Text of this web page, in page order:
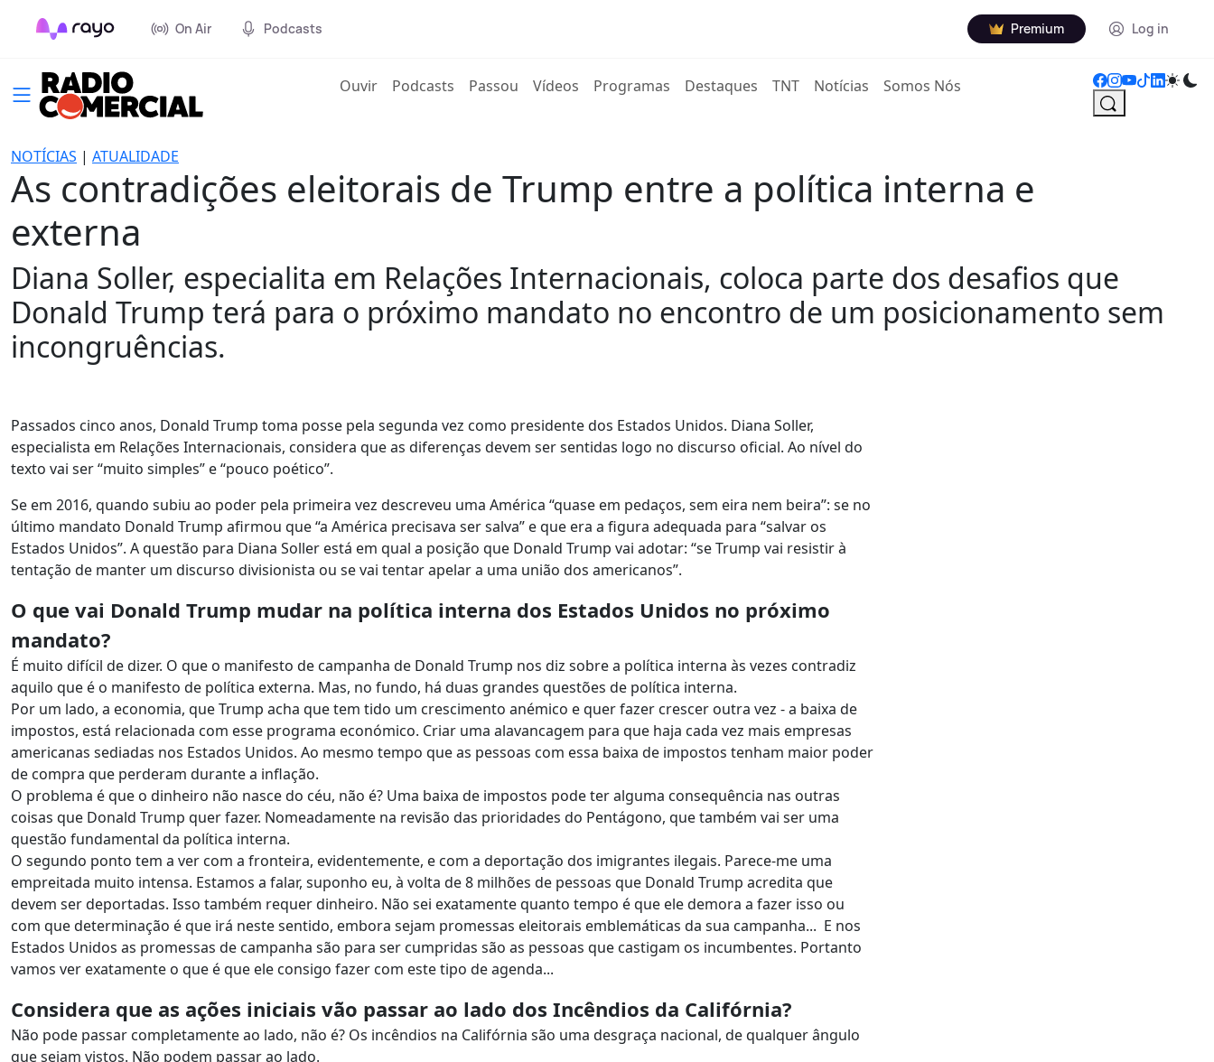
On Air Podcasts Premium Log in
Ouvir(current)
Podcasts Passou Vídeos Programas Destaques TNT Notícias Somos Nós
NOTÍCIAS | ATUALIDADE
As contradições eleitorais de Trump entre a política interna e
externa
Diana Soller, especialita em Relações Internacionais, coloca parte dos desafios que
Donald Trump terá para o próximo mandato no encontro de um posicionamento sem
incongruências.
Passados cinco anos, Donald Trump toma posse pela segunda vez como presidente dos Estados Unidos. Diana Soller,
especialista em Relações Internacionais, considera que as diferenças devem ser sentidas logo no discurso oficial. Ao nível do
texto vai ser “muito simples” e “pouco poético”.
Se em 2016, quando subiu ao poder pela primeira vez descreveu uma América “quase em pedaços, sem eira nem beira”: se no
último mandato Donald Trump afirmou que “a América precisava ser salva” e que era a figura adequada para “salvar os
Estados Unidos”. A questão para Diana Soller está em qual a posição que Donald Trump vai adotar: “se Trump vai resistir à
tentação de manter um discurso divisionista ou se vai tentar apelar a uma união dos americanos”.
O que vai Donald Trump mudar na política interna dos Estados Unidos no próximo
mandato?
É muito difícil de dizer. O que o manifesto de campanha de Donald Trump nos diz sobre a política interna às vezes contradiz
aquilo que é o manifesto de política externa. Mas, no fundo, há duas grandes questões de política interna.
Por um lado, a economia, que Trump acha que tem tido um crescimento anémico e quer fazer crescer outra vez - a baixa de
impostos, está relacionada com esse programa económico. Criar uma alavancagem para que haja cada vez mais empresas
americanas sediadas nos Estados Unidos. Ao mesmo tempo que as pessoas com essa baixa de impostos tenham maior poder
de compra que perderam durante a inflação.
O problema é que o dinheiro não nasce do céu, não é? Uma baixa de impostos pode ter alguma consequência nas outras
coisas que Donald Trump quer fazer. Nomeadamente na revisão das prioridades do Pentágono, que também vai ser uma
questão fundamental da política interna.
O segundo ponto tem a ver com a fronteira, evidentemente, e com a deportação dos imigrantes ilegais. Parece-me uma
empreitada muito intensa. Estamos a falar, suponho eu, à volta de 8 milhões de pessoas que Donald Trump acredita que
devem ser deportadas. Isso também requer dinheiro. Não sei exatamente quanto tempo é que ele demora a fazer isso ou
com que determinação é que irá neste sentido, embora sejam promessas eleitorais emblemáticas da sua campanha... E nos
Estados Unidos as promessas de campanha são para ser cumpridas são as pessoas que castigam os incumbentes. Portanto
vamos ver exatamente o que é que ele consigo fazer com este tipo de agenda...
Considera que as ações iniciais vão passar ao lado dos Incêndios da Califórnia?
Não pode passar completamente ao lado, não é? Os incêndios na Califórnia são uma desgraça nacional, de qualquer ângulo
que sejam vistos. Não podem passar ao lado.